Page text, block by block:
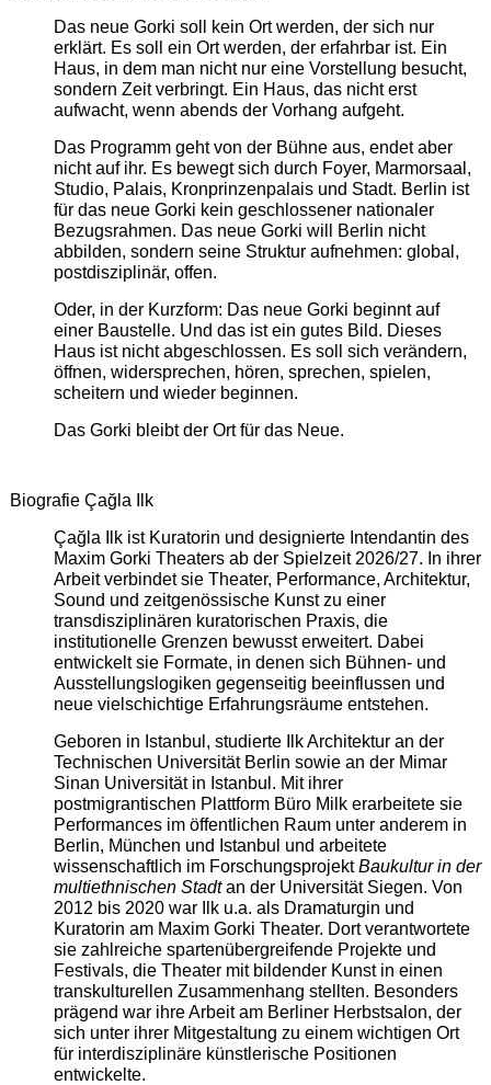
Das neue Gorki soll kein Ort werden, der sich nur
erklärt. Es soll ein Ort werden, der erfahrbar ist. Ein
Haus, in dem man nicht nur eine Vorstellung besucht,
sondern Zeit verbringt. Ein Haus, das nicht erst
aufwacht, wenn abends der Vorhang aufgeht.
Das Programm geht von der Bühne aus, endet aber
nicht auf ihr. Es bewegt sich durch Foyer, Marmorsaal,
Studio, Palais, Kronprinzenpalais und Stadt. Berlin ist
für das neue Gorki kein geschlossener nationaler
Bezugsrahmen. Das neue Gorki will Berlin nicht
abbilden, sondern seine Struktur aufnehmen: global,
postdisziplinär, offen.
Oder, in der Kurzform: Das neue Gorki beginnt auf
einer Baustelle. Und das ist ein gutes Bild. Dieses
Haus ist nicht abgeschlossen. Es soll sich verändern,
öffnen, widersprechen, hören, sprechen, spielen,
scheitern und wieder beginnen.
Das Gorki bleibt der Ort für das Neue.
Biografie Çağla Ilk
Çağla Ilk ist Kuratorin und designierte Intendantin des
Maxim Gorki Theaters ab der Spielzeit 2026/27. In ihrer
Arbeit verbindet sie Theater, Performance, Architektur,
Sound und zeitgenössische Kunst zu einer
transdisziplinären kuratorischen Praxis, die
institutionelle Grenzen bewusst erweitert. Dabei
entwickelt sie Formate, in denen sich Bühnen- und
Ausstellungslogiken gegenseitig beeinflussen und
neue vielschichtige Erfahrungsräume entstehen.
Geboren in Istanbul, studierte Ilk Architektur an der
Technischen Universität Berlin sowie an der Mimar
Sinan Universität in Istanbul. Mit ihrer
postmigrantischen Plattform Büro Milk erarbeitete sie
Performances im öffentlichen Raum unter anderem in
Berlin, München und Istanbul und arbeitete
wissenschaftlich im ForschungsprojektBaukultur in der
multiethnischen Stadtan der Universität Siegen. Von
2012 bis 2020 war Ilk u.a. als Dramaturgin und
Kuratorin am Maxim Gorki Theater. Dort verantwortete
sie zahlreiche spartenübergreifende Projekte und
Festivals, die Theater mit bildender Kunst in einen
transkulturellen Zusammenhang stellten. Besonders
prägend war ihre Arbeit am Berliner Herbstsalon, der
sich unter ihrer Mitgestaltung zu einem wichtigen Ort
für interdisziplinäre künstlerische Positionen
entwickelte.